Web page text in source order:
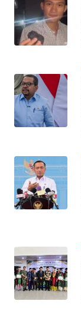
PAPUA
WN
WN
RIAU
SERAMBI
WN
JAMBI
WN
NTB